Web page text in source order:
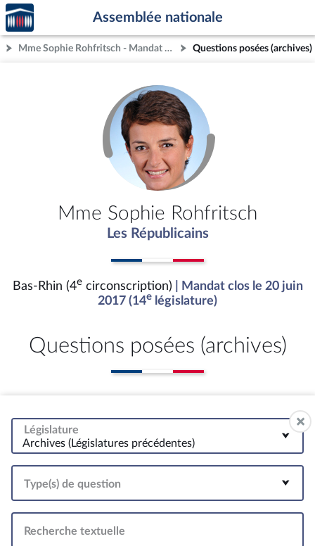
Aller au contenu
Aller en bas de la page
Accèder
à la
page
d'accueil
Assemblée nationale
Mme Sophie Rohfritsch - Mandat clos - Bas-Rhin (4e circonscription) Questions posées (archives)
Mme Sophie Rohfritsch
Les Républicains
Bas-Rhin (4ecirconscription)
| Mandat clos le 20 juin
2017 (14e législature)
Questions posées (archives)
Législature
Archives (Législatures précédentes)
Type(s) de question
Recherche textuelle